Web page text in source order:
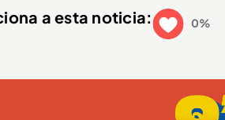
a esta noticia: 0%